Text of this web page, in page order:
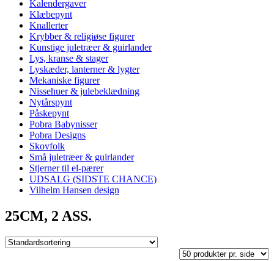
Kalendergaver
Klæbepynt
Knallerter
Krybber & religiøse figurer
Kunstige juletræer & guirlander
Lys, kranse & stager
Lyskæder, lanterner & lygter
Mekaniske figurer
Nissehuer & julebeklædning
Nytårspynt
Påskepynt
Pobra Babynisser
Pobra Designs
Skovfolk
Små juletræer & guirlander
Stjerner til el-pærer
UDSALG (SIDSTE CHANCE)
Vilhelm Hansen design
25CM, 2 ASS.